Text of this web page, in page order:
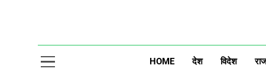
HOME देश विदेश